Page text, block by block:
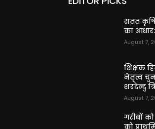
सतत कृषि
का
August 7,
शिक्षक
नेतृत्व
शरदेन्दु
August 7,
गरीबों
को